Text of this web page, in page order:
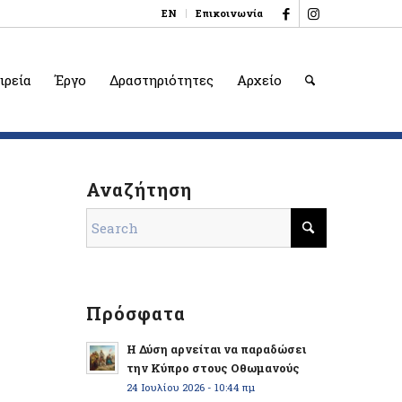
EN Επικοινωνία
Έργο Δραστηριότητες Αρχείο
Αναζήτηση
Πρόσφατα
Η Δύση αρνείται να παραδώσει
την Κύπρο στους Οθωμανούς
24 Ιουλίου 2026 - 10:44 πμ